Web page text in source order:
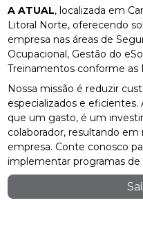
A ATUAL, localizada em
Litoral Norte, oferecendo
empresa nas áreas de
Ocupacional, Gestão do
Treinamentos conforme as
Nossa missão é reduzir
especializados e eficientes.
que um gasto, é um
colaborador, resultando em
empresa. Conte conosco
implementar programas de